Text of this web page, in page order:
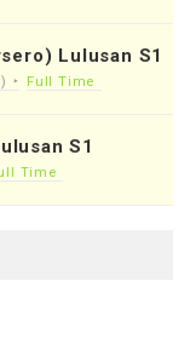
Lulusan S1
Full Time
S1
Time